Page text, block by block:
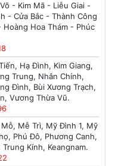
- Kim Mã - Liễu Giai -
- Cửa Bắc - Thành Công
Hoa Thám - Phúc
Hạ Đình, Kim Giang,
Trung, Nhân Chính,
Đình, Bùi Xương Trạch,
Vương Thừa Vũ.
Mễ Trì, Mỹ Đình 1, Mỹ
Phú Đô, Phương Canh,
Kính, Keangnam.